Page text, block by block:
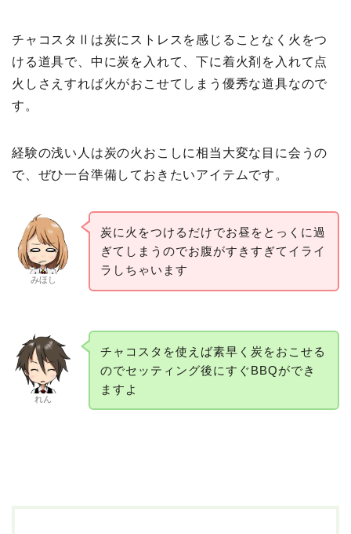
チャコスタⅡは炭にストレスを感じることなく火をつ
ける道具で、中に炭を入れて、下に着火剤を入れて点
火しさえすれば火がおこせてしまう優秀な道具なので
す。
経験の浅い人は炭の火おこしに相当大変な目に会うの
で、ぜひ一台準備しておきたいアイテムです。
みほし
炭に火をつけるだけでお昼をとっくに過
ぎてしまうのでお腹がすきすぎてイライ
ラしちゃいます
れん
チャコスタを使えば素早く炭をおこせる
のでセッティング後にすぐBBQができ
ますよ